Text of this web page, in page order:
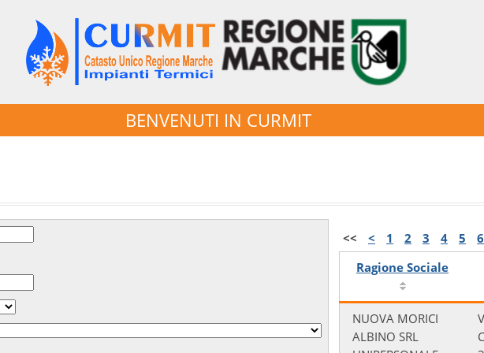
BENVENUTI IN CURMIT
<< < 1 2 3 4 5
6
Ragione Sociale
NUOVA MORICI
ALBINO SRL